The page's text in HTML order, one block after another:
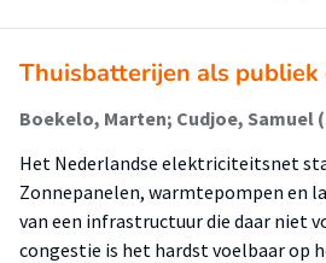
Thuisbatterijen als publiek
Het Nederlandse elektriciteitsnet
Zonnepanelen, warmtepompen en
van een infrastructuur die daar niet
congestie is het hardst voelbaar op